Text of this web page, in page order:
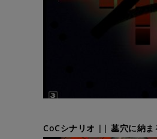
CoCシナリオ || 墓穴に納ま